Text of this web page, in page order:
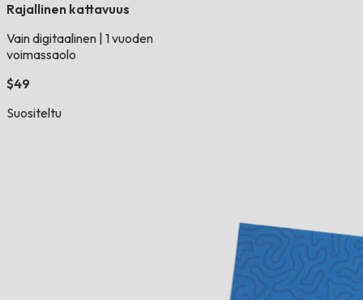
Rajallinen kattavuus
Vain digitaalinen 1 vuoden
voimassaolo
$49
Suositeltu